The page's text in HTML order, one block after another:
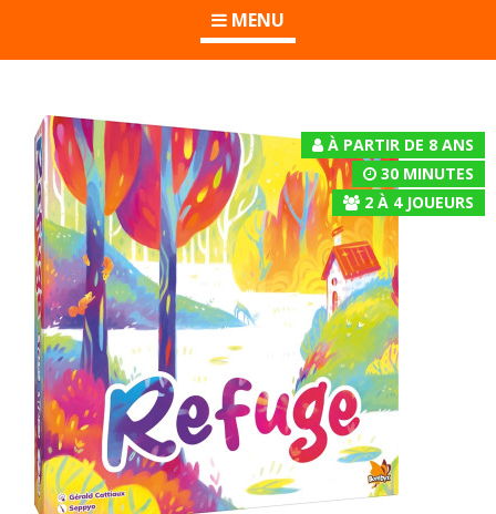
MENU
À PARTIR DE 8 ANS
30 MINUTES
2 À 4JOUEURS